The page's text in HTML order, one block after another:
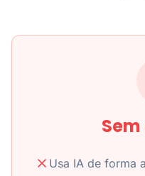
Usa IA de forma